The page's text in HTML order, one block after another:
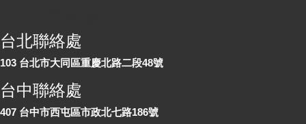
台北聯絡處
103 台北市大同區重慶北路二段48號
台中聯絡處
407 台中市西屯區市政北七路186號